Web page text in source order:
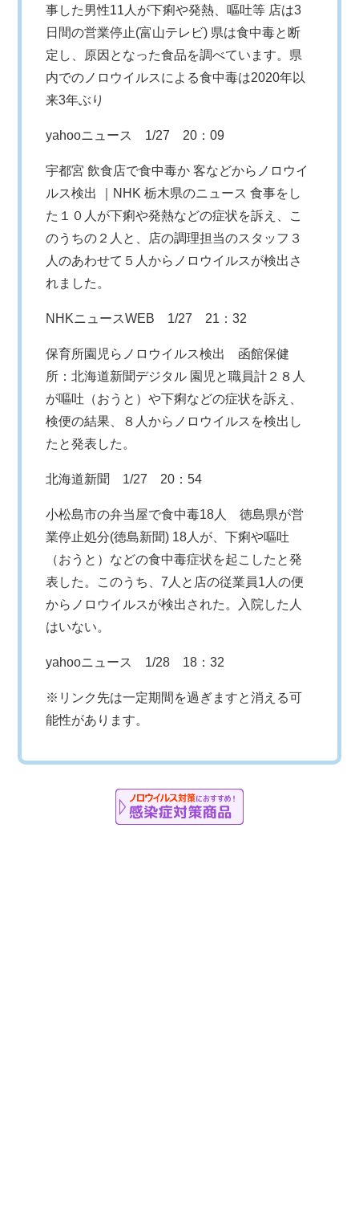
事した男性11人が下痢や発熱、嘔吐等 店は3
日間の営業停止(富山テレビ) 県は食中毒と断
定し、原因となった食品を調べています。県
内でのノロウイルスによる食中毒は2020年以
来3年ぶり
yahooニュース 1/27 20：09
宇都宮 飲食店で食中毒か 客などからノロウイ
ルス検出 ｜NHK 栃木県のニュース 食事をし
た１０人が下痢や発熱などの症状を訴え、こ
のうちの２人と、店の調理担当のスタッフ３
人のあわせて５人からノロウイルスが検出さ
れました。
NHKニュースWEB 1/27 21：32
保育所園児らノロウイルス検出 函館保健
所：北海道新聞デジタル 園児と職員計２８人
が嘔吐（おうと）や下痢などの症状を訴え、
検便の結果、８人からノロウイルスを検出し
たと発表した。
北海道新聞 1/27 20：54
小松島市の弁当屋で食中毒18人 徳島県が営
業停止処分(徳島新聞) 18人が、下痢や嘔吐
（おうと）などの食中毒症状を起こしたと発
表した。このうち、7人と店の従業員1人の便
からノロウイルスが検出された。入院した人
はいない。
yahooニュース 1/28 18：32
※リンク先は一定期間を過ぎますと消える可
能性があります。